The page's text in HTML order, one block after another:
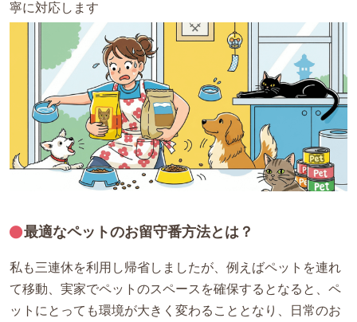
寧に対応します
最適なペットのお留守番方法とは？
私も三連休を利用し帰省しましたが、例えばペットを連れ
て移動、実家でペットのスペースを確保するとなると、ペ
ットにとっても環境が大きく変わることとなり、日常のお